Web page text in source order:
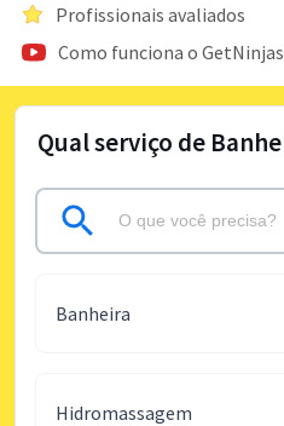
Profissionais avaliados
Como funciona o
Qual serviço de
Banheira
Hidromassagem